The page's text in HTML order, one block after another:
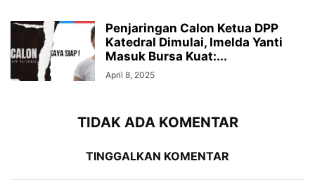
Penjaringan Calon Ketua DPP
Katedral Dimulai, Imelda Yanti
Masuk Bursa Kuat:...
April 8, 2025
TIDAK ADA KOMENTAR
TINGGALKAN KOMENTAR